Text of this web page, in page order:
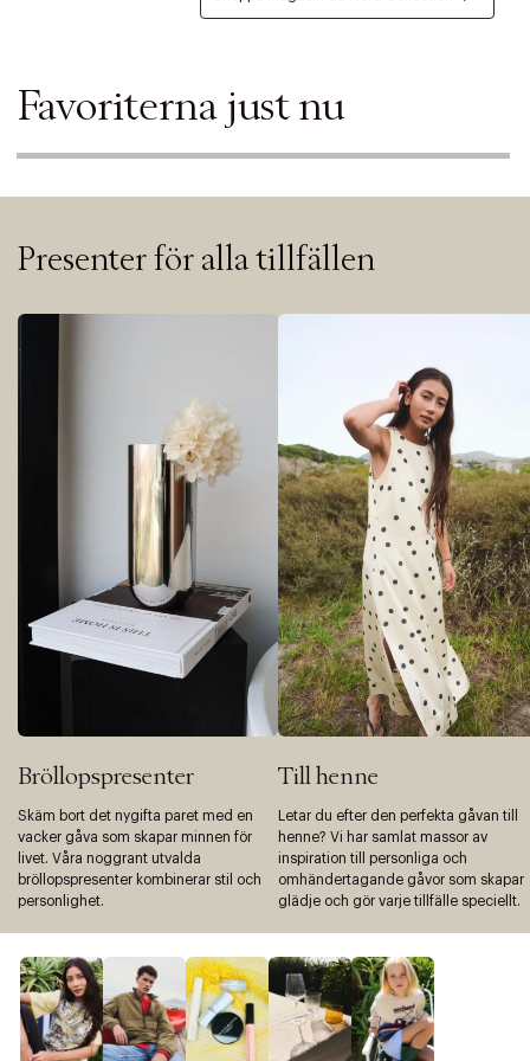
Favoriterna just nu
Presenter för alla tillfällen
Bröllopspresenter
Skäm bort det nygifta paret med en
vacker gåva som skapar minnen för
livet. Våra noggrant utvalda
bröllopspresenter kombinerar stil och
personlighet.
Till henne
Letar du efter den perfekta gåvan till
henne? Vi har samlat massor av
inspiration till personliga och
omhändertagande gåvor som skapar
glädje och gör varje tillfälle speciellt.